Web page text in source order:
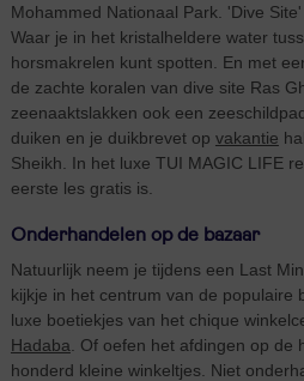
Mohammed Nationaal Park. 'Dive
Waar je in het kristalheldere water
horsmakrelen kunt spotten. En met
de zachte koralen van dive site Ras
zeenaaktslakken ook een
duiken en je duikbrevet op vakantie
Sheikh. In het luxe TUI MAGIC LIFE
eerste les gratis is.
Onderhandelen op de bazaar
Natuurlijk neem je tijdens een Last
kijkje in het centrum van de populaire
luxe boetiekjes van het chique
Hadaba . Of oefen het afdingen op
honderd kleine winkeltjes. Niet